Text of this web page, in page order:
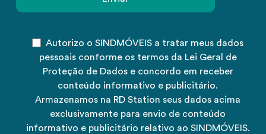
Autorizo o SINDMÓVEIS a tratar meus dados
pessoais conforme os termos da Lei Geral de
Proteção de Dados e concordo em receber
conteúdo informativo e publicitário.
Armazenamos na RD Station seus dados acima
exclusivamente para envio de conteúdo
informativo e publicitário relativo ao SINDMÓVEIS.